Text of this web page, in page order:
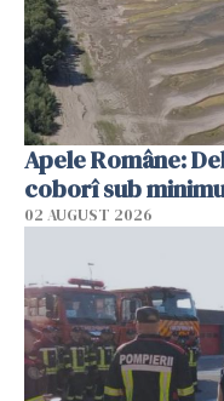
Apele Române:
coborî sub
02 AUGUST 2026